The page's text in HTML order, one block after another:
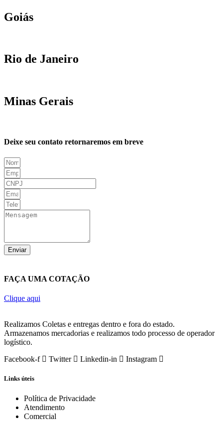
Goiás
Rio de Janeiro
Minas Gerais
Deixe seu contato retornaremos em breve
Enviar
FAÇA UMA COTAÇÃO
Clique aqui
Realizamos Coletas e entregas dentro e fora do estado.
Armazenamos mercadorias e realizamos todo processo de operador
logístico.
Facebook-f
Twitter Linkedin-in Instagram
Links úteis
Política de Privacidade
Atendimento
Comercial